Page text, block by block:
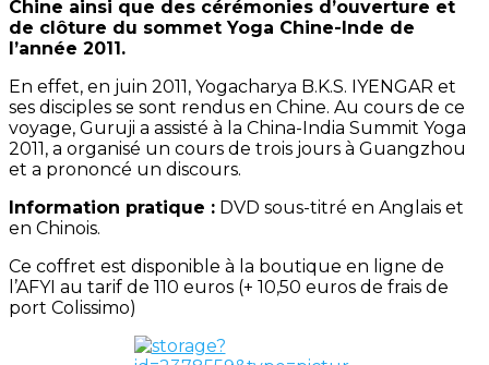
Chine ainsi que des cérémonies d’ouverture et
de clôture du sommet Yoga Chine-Inde de
l’année 2011.
En effet, en juin 2011, Yogacharya B.K.S. IYENGAR et
ses disciples se sont rendus en Chine. Au cours de ce
voyage, Guruji a assisté à la China-India Summit Yoga
2011, a organisé un cours de trois jours à Guangzhou
et a prononcé un discours.
Information pratique : DVD sous-titré en Anglais et
en Chinois.
Ce coffret est disponible à la boutique en ligne de
l’AFYI au tarif de 110 euros (+ 10,50 euros de frais de
port Colissimo)